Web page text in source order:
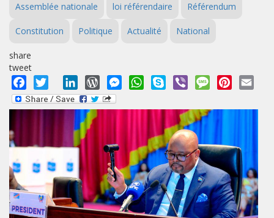
Assemblée nationale loi référendaire Référendum
Constitution Politique Actualité National
share
tweet
Facebook
Twitter LinkedInWordPressMessengerWhatsApp
Skype Viber MessagePinterest